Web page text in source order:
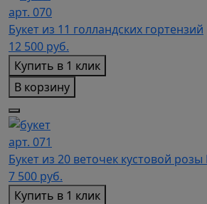
арт. 070
Букет из 11 голландских гортензий
12 500 руб.
Купить в 1 клик
В корзину
арт. 071
Букет из 20 веточек кустовой
7 500 руб.
Купить в 1 клик